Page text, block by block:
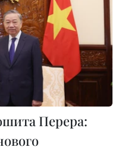
Перера: